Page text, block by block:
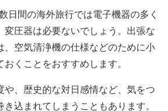
日間の海外旅行では電子機器の多く
変圧器は必要ないでしょう。出張な
、空気清浄機の仕様などのために小
くことをおすすめします。
や、歴史的な対日感情など、気をつ
込まれてしまうこともあります。